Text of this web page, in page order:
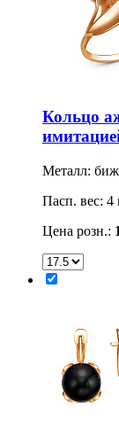
Кольцо
Металл:
Пасп. вес: 4
Цена розн.: